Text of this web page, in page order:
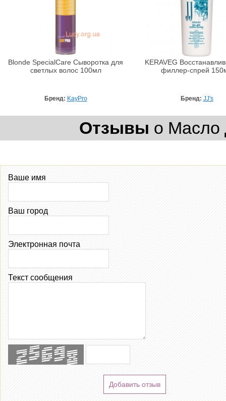
Blonde SpecialCare Сыворотка для
светлых волос 100мл
Бренд: KayPro
KERAVEG
филлер-спрей
Бренд: JJ's
Отзывы о Масло
Ваше имя
Ваш город
Электронная почта
Текст сообщения
Добавить отзыв